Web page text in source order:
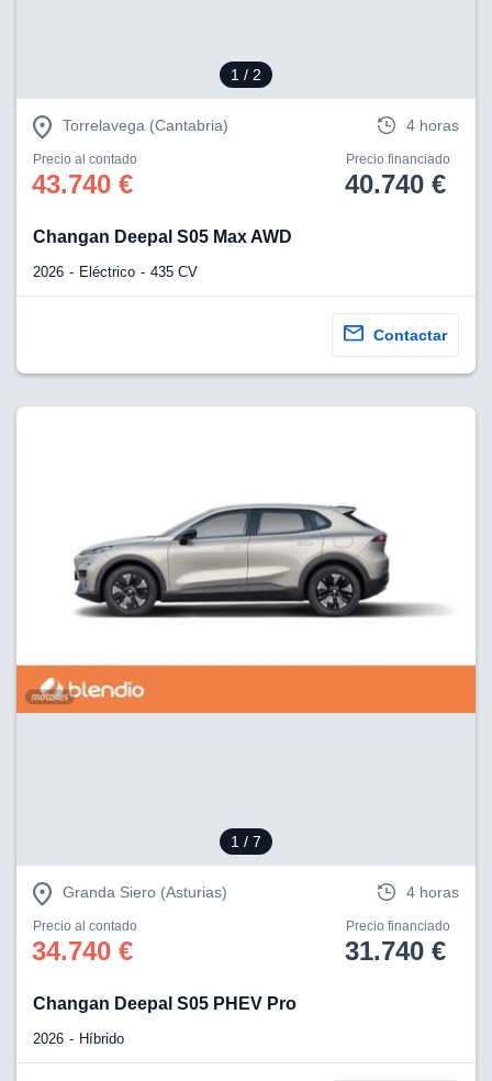
1 / 2
Torrelavega (Cantabria) 4 horas
Precio al contado
43.740 €
Precio financiado
40.740 €
Changan Deepal S05 Max AWD
2026 Eléctrico 435 CV
Contactar
1 / 7
Granda Siero (Asturias) 4 horas
Precio al contado
34.740 €
Precio financiado
31.740 €
Changan Deepal S05 PHEV Pro
2026 Híbrido